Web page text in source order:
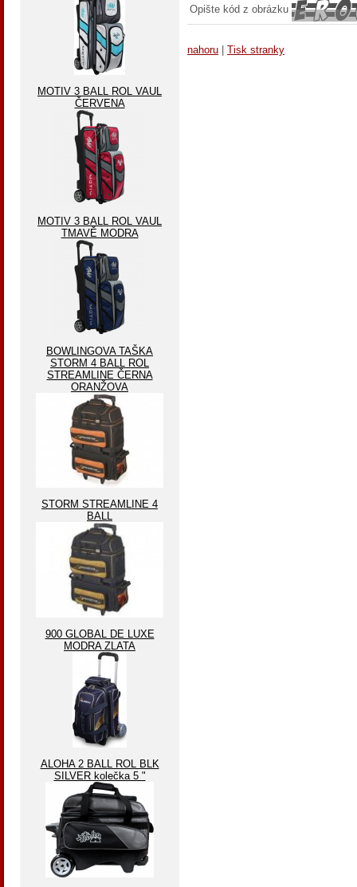
Opište kód z obrázku
nahoru Tisk stranky
MOTIV 3 BALL ROL VAUL
ČERVENA
MOTIV 3 BALL ROL VAUL
TMAVĚ MODRA
BOWLINGOVA TAŠKA
STORM 4 BALL ROL
STREAMLINE ČERNA
ORANŽOVA
STORM STREAMLINE 4
BALL
900 GLOBAL DE LUXE
MODRA ZLATA
ALOHA 2 BALL ROL BLK
SILVER kolečka 5 "